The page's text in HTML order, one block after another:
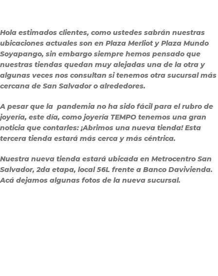
Hola estimados clientes, como ustedes sabrán nuestras
ubicaciones actuales son en Plaza Merliot y Plaza Mundo
Soyapango, sin embargo siempre hemos pensado que
nuestras tiendas quedan muy alejadas una de la otra y
algunas veces nos consultan si tenemos otra sucursal más
cercana de San Salvador o alrededores.
A pesar que la pandemia no ha sido fácil para el rubro de
joyería, este día, como joyería TEMPO tenemos una gran
noticia que contarles: ¡Abrimos una nueva tienda! Esta
tercera tienda estará más cerca y más céntrica.
Nuestra nueva tienda estará ubicada en Metrocentro San
Salvador, 2da etapa, local 56L frente a Banco Davivienda.
Acá dejamos algunas fotos de la nueva sucursal.